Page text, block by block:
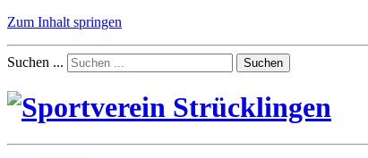
Zum Inhalt springen
Suchen ... Suchen